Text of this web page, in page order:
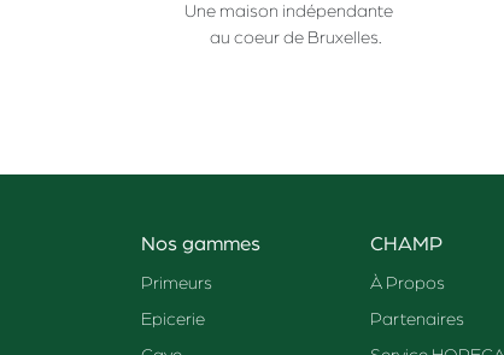
Une maison indépendante
au coeur de Bruxelles.
Nos gammes
Primeurs
Epicerie
CHAMP
À Propos
Partenaires